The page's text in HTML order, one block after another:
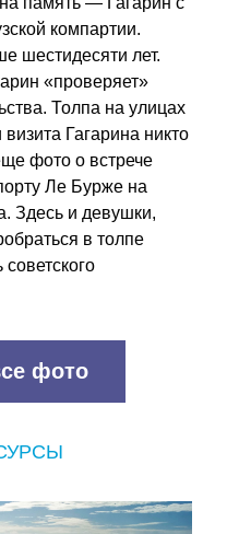
компартии.
шестидесяти лет.
«проверяет»
Толпа на улицах
Гагарина никто
фото о встрече
Ле Бурже на
Здесь и девушки,
в толпе
фото